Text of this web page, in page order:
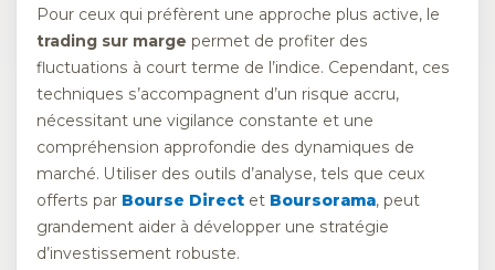
Pour ceux qui préfèrent une approche plus active, le
trading sur marge permet de profiter des
fluctuations à court terme de l’indice. Cependant, ces
techniques s’accompagnent d’un risque accru,
nécessitant une vigilance constante et une
compréhension approfondie des dynamiques de
marché. Utiliser des outils d’analyse, tels que ceux
offerts par Bourse Direct et Boursorama, peut
grandement aider à développer une stratégie
d’investissement robuste.